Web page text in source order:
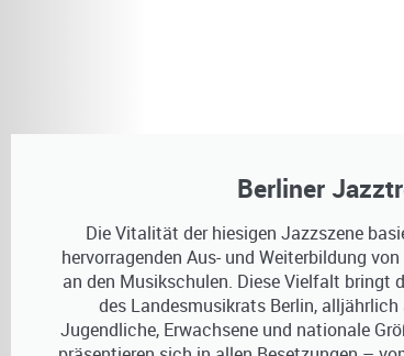
Berliner
Die Vitalität der hiesigen Jazzszene
hervorragenden Aus- und Weiterbildung
an den Musikschulen. Diese Vielfalt bringt
des Landesmusikrats Berlin, alljährlich
Jugendliche, Erwachsene und nationale